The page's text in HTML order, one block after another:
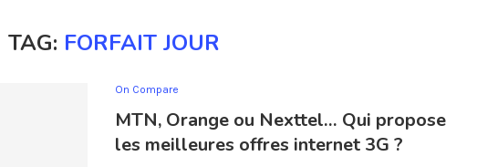
TAG: FORFAIT JOUR
On Compare
MTN, Orange ou Nexttel… Qui propose
les meilleures offres internet 3G ?